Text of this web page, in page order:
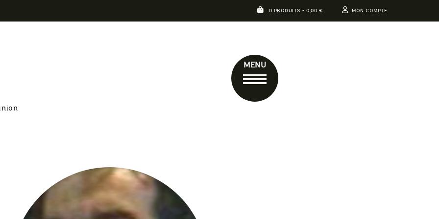
MON COMPTE
0 PRODUITS -0,00 €
MENU